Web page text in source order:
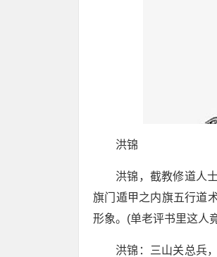
洪锦
洪锦，截教修道人
旗门遁甲之内旗五行道
形象。(单老评书里这人
洪锦：三山关总兵